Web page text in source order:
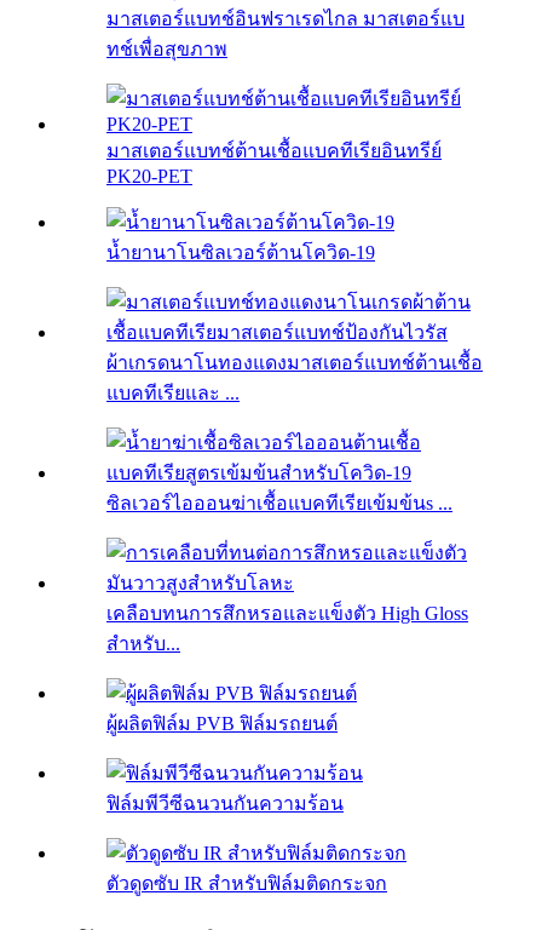
มาสเตอร์แบทช์อินฟราเรดไกล มาสเตอร์แบ
ทช์เพื่อสุขภาพ
มาสเตอร์แบทช์ต้านเชื้อแบคทีเรียอินทรีย์
PK20-PET
น้ำยานาโนซิลเวอร์ต้านโควิด-19
ผ้าเกรดนาโนทองแดงมาสเตอร์แบทช์ต้านเชื้อ
แบคทีเรียและ ...
ซิลเวอร์ไอออนฆ่าเชื้อแบคทีเรียเข้มข้นs ...
เคลือบทนการสึกหรอและแข็งตัว High Gloss
สำหรับ...
ผู้ผลิตฟิล์ม PVB ฟิล์มรถยนต์
ฟิล์มพีวีซีฉนวนกันความร้อน
ตัวดูดซับ IR สำหรับฟิล์มติดกระจก